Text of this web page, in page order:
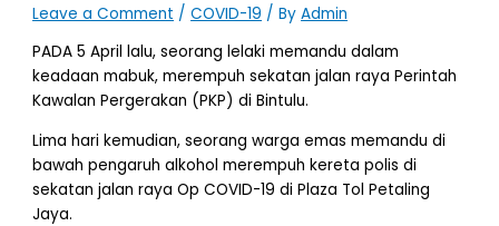
Leave a Comment /COVID-19 / ByAdmin
PADA 5 April lalu, seorang lelaki memandu dalam
keadaan mabuk, merempuh sekatan jalan raya Perintah
Kawalan Pergerakan (PKP) di Bintulu.
Lima hari kemudian, seorang warga emas memandu di
bawah pengaruh alkohol merempuh kereta polis di
sekatan jalan raya Op COVID-19 di Plaza Tol Petaling
Jaya.